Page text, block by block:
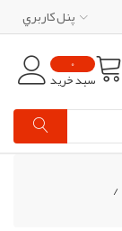
پنل کاربري
0
سبد خرید
/